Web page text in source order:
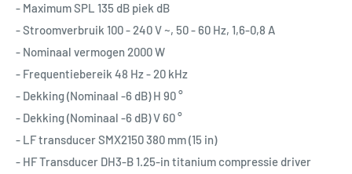
- Maximum SPL 135 dB piek dB
- Stroomverbruik 100 - 240 V ~, 50 - 60 Hz, 1,6-0,8 A
- Nominaal vermogen 2000 W
- Frequentiebereik 48 Hz - 20 kHz
- Dekking (Nominaal -6 dB) H 90 °
- Dekking (Nominaal -6 dB) V 60 °
- LF transducer SMX2150 380 mm (15 in)
- HF Transducer DH3-B 1.25-in titanium compressie driver